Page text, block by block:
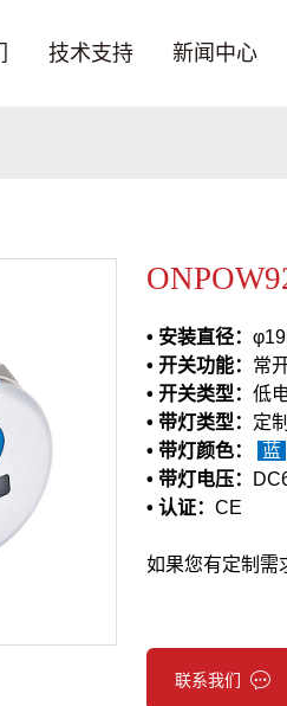
技术支持 新闻中心
• 安装直径：
• 开关功能： 常
• 开关类型： 低
• 带灯类型： 定
• 带灯颜色：
蓝
• 带灯电压：
• 认证： CE
如果您有定制需
联系我们